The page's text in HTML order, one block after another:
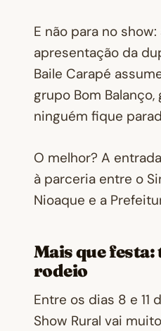
E não para no
apresentação da
Baile Carapé
grupo Bom
ninguém fique
O melhor? A
à parceria entre o
Nioaque e a
Mais que festa:
rodeio
Entre os dias 8 e 11
Show Rural vai